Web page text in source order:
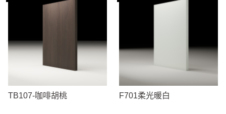
TB107-咖啡胡桃 F701柔光暖白